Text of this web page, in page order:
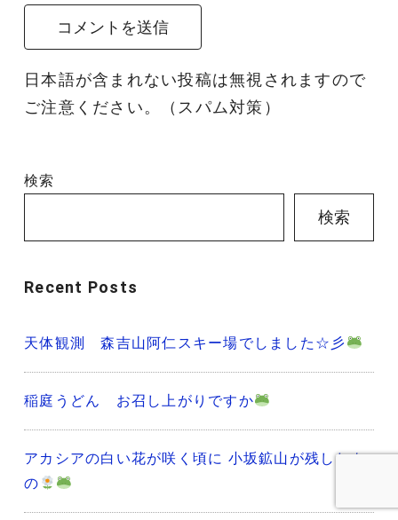
日本語が含まれない投稿は無視されますので
ご注意ください。（スパム対策）
検索
検索
Recent Posts
天体観測 森吉山阿仁スキー場でしました☆彡
稲庭うどん お召し上がりですか
アカシアの白い花が咲く頃に 小坂鉱山が残したも
の